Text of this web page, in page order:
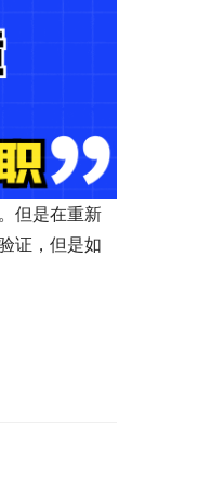
但是在重新
证，但是如